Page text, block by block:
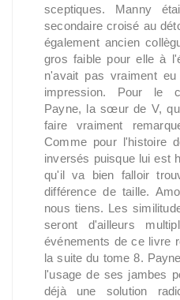
sceptiques. Manny
secondaire croisé au
également ancien
gros faible pour elle à
n'avait pas vraiment
impression. Pour le
Payne, la sœur de V,
faire vraiment
Comme pour l'histoire
inversés puisque lui est
qu'il va bien falloir
différence de taille.
nous tiens. Les
seront d'ailleurs
événements de ce livre
la suite du tome 8.
l'usage de ses jambes
déjà une solution